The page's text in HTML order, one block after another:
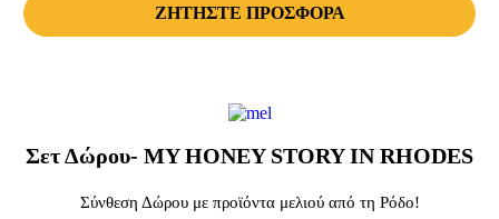
ΖΗΤΗΣΤΕ ΠΡΟΣΦΟΡΑ
Σετ Δώρου- MY HONEY STORY IN RHODES
Σύνθεση Δώρου με προϊόντα μελιού από τη Ρόδο!